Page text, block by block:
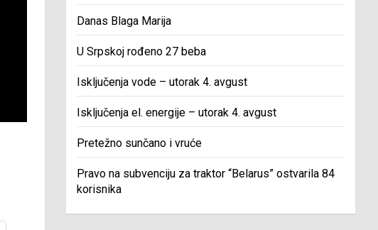
Danas Blaga Marija
U Srpskoj rođeno 27 beba
Isključenja vode – utorak 4. avgust
Isključenja el. energije – utorak 4. avgust
Pretežno sunčano i vruće
Pravo na subvenciju za traktor “Belarus” ostvarila 84
korisnika